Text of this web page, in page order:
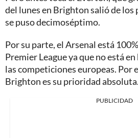
del lunes en Brighton salió de los
se puso decimoséptimo.
Por su parte, el Arsenal está
Premier League ya que no está
las competiciones europeas. Por
Brighton es su prioridad absoluta.
PUBLICIDAD